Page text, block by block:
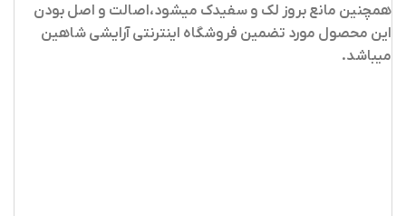
همچنین مانع بروز لک و سفیدک میشود،اصالت و اصل بودن
این محصول مورد تضمین فروشگاه اینترنتی آرایشی شاهین
میباشد.